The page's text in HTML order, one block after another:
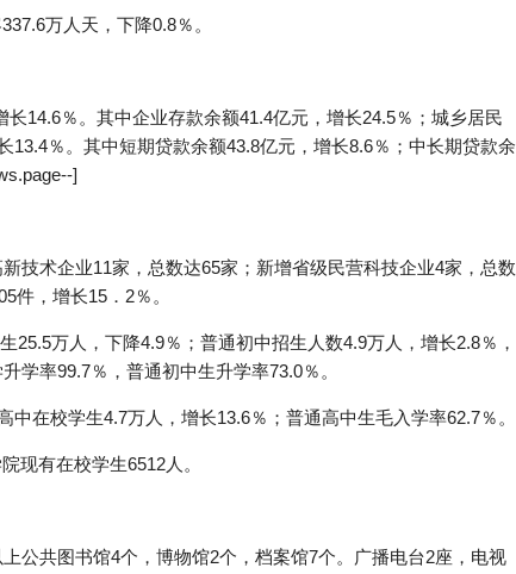
万人天，下降0.8％。
14.6％。其中企业存款余额41.4亿元，增长24.5％；城乡居民
％。其中短期贷款余额43.8亿元，增长8.6％；中长期贷款余
]
技术企业11家，总数达65家；新增省级民营科技企业4家，总数
件，增长15．2％。
25.5万人，下降4.9％；普通初中招生人数4.9万人，增长2.8％，
学率99.7％，普通初中生升学率73.0％。
在校学生4.7万人，增长13.6％；普通高中生毛入学率62.7％。
现有在校学生6512人。
公共图书馆4个，博物馆2个，档案馆7个。广播电台2座，电视